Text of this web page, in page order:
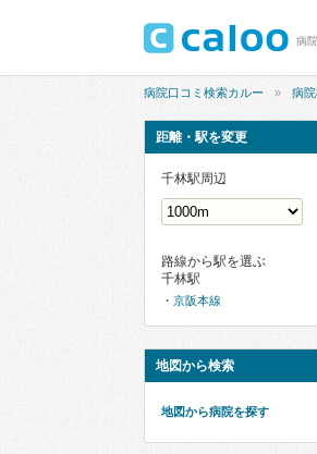
病
病院口コミ検索カルー 病
距離・駅を変更
千林駅周辺
路線から駅を選ぶ
千林駅
京阪本線
地図から検索
地図から病院を探す